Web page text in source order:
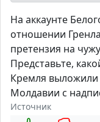
На аккаунте
отношении
претензия на
Представьте,
Кремля выложили
Молдавии с
Источник